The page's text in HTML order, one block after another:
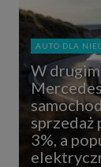
AUTO DLA
W
sprzedaż
3%, a